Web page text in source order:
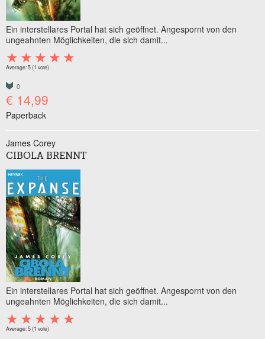
Ein interstellares Portal hat sich geöffnet. Angespornt von den
ungeahnten Möglichkeiten, die sich damit...
Average:5(1 vote)
0
€ 14,99
Paperback
James Corey
CIBOLA BRENNT
Ein interstellares Portal hat sich geöffnet. Angespornt von den
ungeahnten Möglichkeiten, die sich damit...
Average:5(1 vote)